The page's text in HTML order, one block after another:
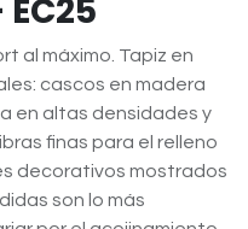
EC25
al máximo. Tapiz en
cascos en madera
en altas densidades y
finas para el relleno
decorativos mostrados
son lo más